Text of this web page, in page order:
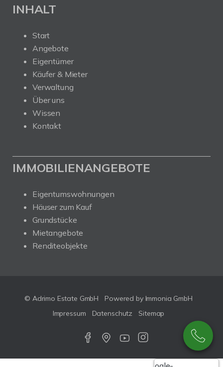
INHALT
Start
Angebote
Eigentümer
Käufer & Mieter
Verwaltung
Über uns
Wissen
Kontakt
IMMOBILIENANGEBOTE
Eigentumswohnungen
Häuser zum Kauf
Grundstücke
Mietangebote
Renditeobjekte
© Adrimo Estate GmbH
Powered by Immonia GmbH
Impressum
Datenschutz Sitemap